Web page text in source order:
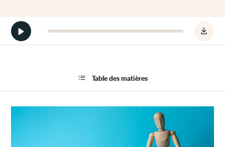
le
Démarrer
la
version
Table des matières